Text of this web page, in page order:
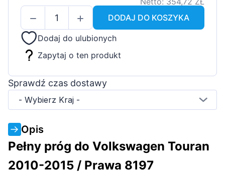
DODAJ DO KOSZYKA
Dodaj do ulubionych
Zapytaj o ten produkt
Sprawdź czas dostawy
- Wybierz Kraj -
Opis
Pełny próg do Volkswagen Touran
2010-2015 / Prawa 8197